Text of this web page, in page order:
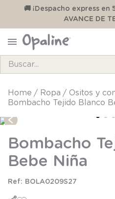
🚚 ¡Despacho express
AVANCE DE
ropa ositos y
Bombacho Tejido Blanco
Bombacho
Bebe Niña
BOLA0209S27
TÉRMINOS MÁS BUSCADOS
3.
zapatillas
4.
body
5
manta